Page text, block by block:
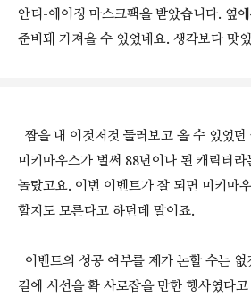
안티-에이징 마스크팩을 받았습니다. 옆
준비돼 가져올 수 있었네요. 생각보다 맛
짬을 내 이것저것 둘러보고 올 수 있었
미키마우스가 벌써 88년이나 된 캐릭터
놀랐고요. 이번 이벤트가 잘 되면 미키마
할지도 모른다고 하던데 말이죠.
이벤트의 성공 여부를 제가 논할 수는
길에 시선을 확 사로잡을 만한 행사였다